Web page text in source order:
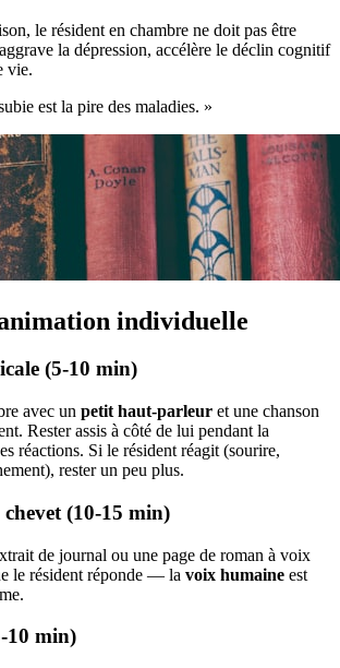
le résident en chambre ne doit pas être
la dépression, accélère le déclin cognitif
vie.
est la pire des maladies. »
individuelle
(5-10 min)
avec un petit haut-parleur et une chanson
Rester assis à côté de lui pendant la
réactions. Si le résident réagit (sourire,
rester un peu plus.
(10-15 min)
de journal ou une page de roman à voix
le résident réponde — la voix humaine est
10 min)